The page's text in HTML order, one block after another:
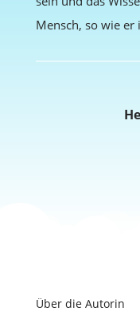
Mensch, so wie er
Über die Autorin